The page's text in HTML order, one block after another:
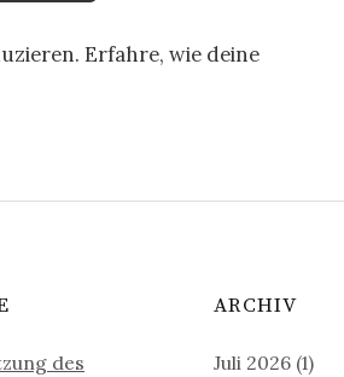
Erfahre, wie deine
des
ARCHIV
Juli 2026 (1)